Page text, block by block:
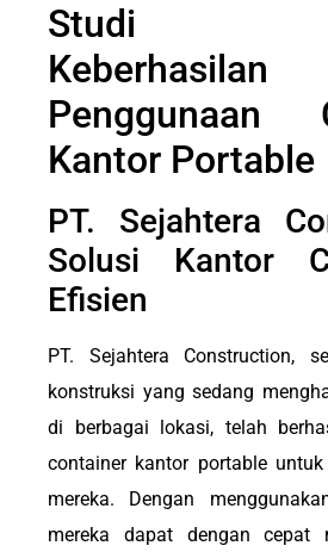
Studi
Keberhasilan
Penggunaan
Kantor Portable
PT. Sejahtera
Solusi Kantor
Efisien
PT. Sejahtera Construction,
konstruksi yang sedang
di berbagai lokasi, telah
container kantor portable
mereka. Dengan
mereka dapat dengan cepat